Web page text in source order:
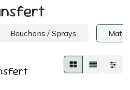
Bouchons / Sprays